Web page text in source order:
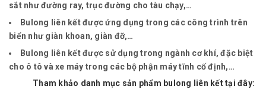
sắt như đường ray, trục đường cho tàu chạy,…
Bulong liên kết được ứng dụng trong các công trình trên
biển như giàn khoan, giàn đỡ,…
Bulong liên kết được sử dụng trong ngành cơ khí, đặc biệt
cho ô tô và xe máy trong các bộ phận máy tĩnh cố định,…
Tham khảo danh mục sản phẩm bulong liên kết tại đây: